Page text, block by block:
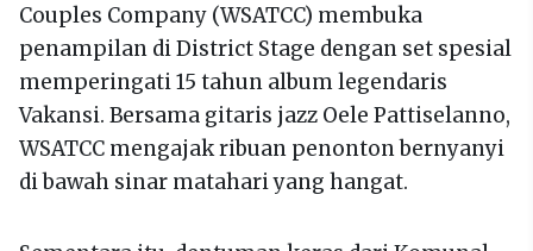
Couples Company (WSATCC) membuka
penampilan di District Stage dengan set spesial
memperingati 15 tahun album legendaris
Vakansi. Bersama gitaris jazz Oele Pattiselanno,
WSATCC mengajak ribuan penonton bernyanyi
di bawah sinar matahari yang hangat.